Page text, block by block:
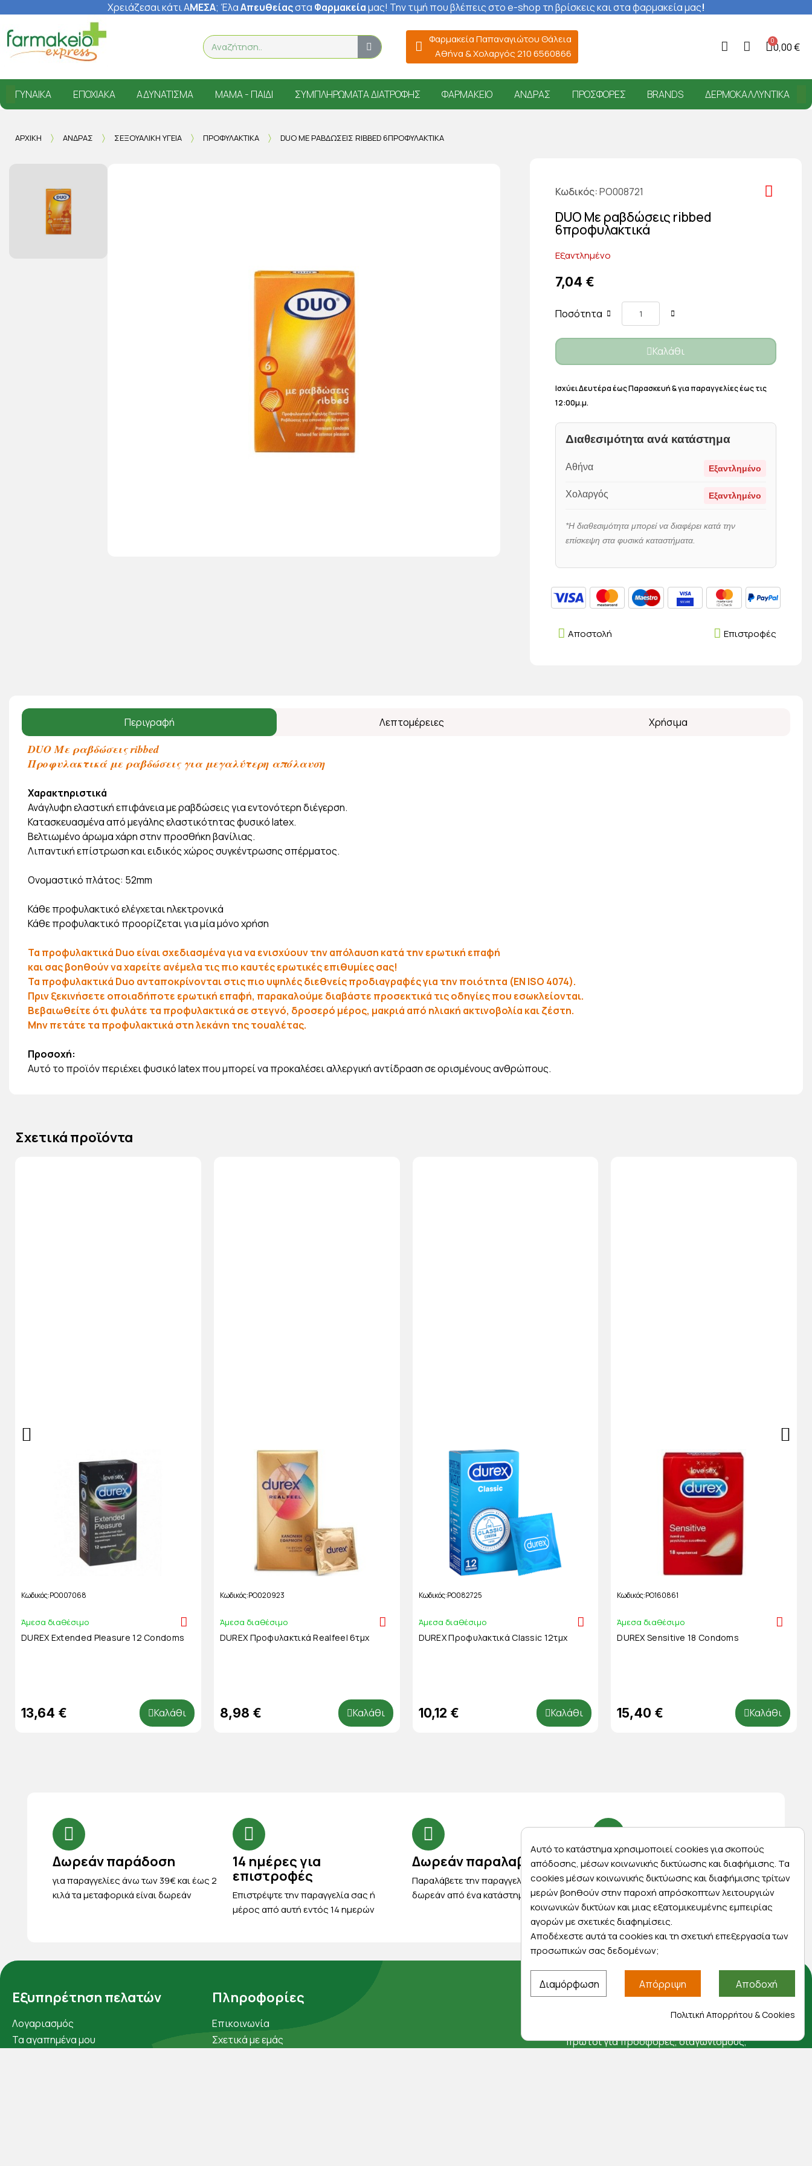
Χρειάζεσαι κάτι ΑΜΕΣΑ; ΈλαΑπευθείαςστα Φαρμακείαμας! Την τιμή που βλέπεις στο e-shop τη βρίσκεις και στα φαρμακεία μας!
Φαρμακεία Παπαναγιώτου Θάλεια
Αθήνα & Χολαργός 210 6560866
0,00 €
ΓΥΝΑΊΚΑ ΕΠΟΧΙΑΚΆ ΑΔΥΝΆΤΙΣΜΑ ΜΑΜΆ - ΠΑΙΔΊ ΣΥΜΠΛΗΡΏΜΑΤΑ ΔΙΑΤΡΟΦΉΣ ΦΑΡΜΑΚΕΊΟ ΆΝΔΡΑΣ ΠΡΟΣΦΟΡΈΣ BRANDS ΔΕΡΜΟΚΑΛΛΥΝΤΙΚΆ
ΑΡΧΙΚΉ ΆΝΔΡΑΣ ΣΕΞΟΥΑΛΙΚΉ ΥΓΕΊΑ ΠΡΟΦΥΛΑΚΤΙΚΆ DUO ΜΕ ΡΑΒΔΏΣΕΙΣ RIBBED 6ΠΡΟΦΥΛΑΚΤΙΚΆ
Κωδικός PO008721
DUO Με ραβδώσεις ribbed
6προφυλακτικά
Εξαντλημένο
7,04 €
Ποσότητα
Καλάθι
Ισχύει Δευτέρα έως Παρασκευή & για παραγγελίες έως τις
12:00μ.μ.
Διαθεσιμότητα ανά κατάστημα
Αθήνα Εξαντλημένο
Χολαργός Εξαντλημένο
*Η διαθεσιμότητα μπορεί να διαφέρει κατά την
επίσκεψη στα φυσικά καταστήματα.
Επιστροφές
Αποστολή
Περιγραφή Λεπτομέρειες Χρήσιμα
DUO Με ραβδώσεις ribbed
Προφυλακτικά με ραβδώσεις για μεγαλύτερη απόλαυση
Χαρακτηριστικά
Ανάγλυφη ελαστική επιφάνεια με ραβδώσεις για εντονότερη διέγερση.
Κατασκευασμένα από μεγάλης ελαστικότητας φυσικό latex.
Βελτιωμένο άρωμα χάρη στην προσθήκη βανίλιας.
Λιπαντική επίστρωση και ειδικός χώρος συγκέντρωσης σπέρματος.
Ονομαστικό πλάτος: 52mm
Κάθε προφυλακτικό ελέγχεται ηλεκτρονικά
Κάθε προφυλακτικό προορίζεται για μία μόνο χρήση
Τα προφυλακτικά Duo είναι σχεδιασμένα για να ενισχύουν την απόλαυση κατά την ερωτική επαφή
και σας βοηθούν να χαρείτε ανέμελα τις πιο καυτές ερωτικές επιθυμίες σας!
Τα προφυλακτικά Duo ανταποκρίνονται στις πιο υψηλές διεθνείς προδιαγραφές για την ποιότητα (EN ISO 4074).
Πριν ξεκινήσετε οποιαδήποτε ερωτική επαφή, παρακαλούμε διαβάστε προσεκτικά τις οδηγίες που εσωκλείονται.
Βεβαιωθείτε ότι φυλάτε τα προφυλακτικά σε στεγνό, δροσερό μέρος, μακριά από ηλιακή ακτινοβολία και ζέστη.
Μην πετάτε τα προφυλακτικά στη λεκάνη της τουαλέτας.
Προσοχή:
Αυτό το προϊόν περιέχει φυσικό latex που μπορεί να προκαλέσει αλλεργική αντίδραση σε ορισμένους ανθρώπους.
Σχετικά προϊόντα
Κωδικός PO007068
Άμεσα διαθέσιμο
DUREX Extended Pleasure 12 Condoms
13,64 € Καλάθι
Κωδικός PO020923
Άμεσα διαθέσιμο
DUREX Προφυλακτικά Realfeel 6τμχ
8,98 € Καλάθι
Κωδικός PO082725
Άμεσα διαθέσιμο
DUREX Προφυλακτικά Classic 12τμχ
10,12 € Καλάθι
Κωδικός PO160861
Άμεσα διαθέσιμο
DUREX Sensitive 18 Condoms
15,40 € Καλάθι
Δωρεάν παράδοση
για παραγγελίες άνω των 39€ και έως 2
κιλά τα μεταφορικά είναι δωρεάν
14 ημέρες για
επιστροφές
Eπιστρέψτε την παραγγελία σας ή
μέρος από αυτή εντός 14 ημερών
Δωρεάν παραλαβή
Παραλάβετε την παραγγελία σας
δωρεάν από ένα κατάστημα μας
Express αποστολές
Κάντε σήμερα την παραγγελία σας και
παραλάβετε αύριο στην πόρτα σας
Εξυπηρέτηση πελατών
Λογαριασμός
Τα αγαπημένα μου
Πληροφορίες
Επικοινωνία
Σχετικά με εμάς
Αποκλειστικές προσφορές
πρώτοι για προσφορές, διαγωνισμούς,
Αυτό το κατάστημα χρησιμοποιεί cookies για σκοπούς
απόδοσης, μέσων κοινωνικής δικτύωσης και διαφήμισης. Τα
cookies μέσων κοινωνικής δικτύωσης και διαφήμισης τρίτων
μερών βοηθούν στην παροχή απρόσκοπτων λειτουργιών
κοινωνικών δικτύων και μιας εξατομικευμένης εμπειρίας
αγορών με σχετικές διαφημίσεις.
Αποδέχεστε αυτά τα cookies και τη σχετική επεξεργασία των
προσωπικών σας δεδομένων;
Διαμόρφωση Απόρριψη Αποδοχή
Πολιτική Απορρήτου & Cookies